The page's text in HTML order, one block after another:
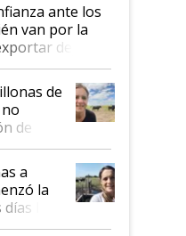
ante los
van por la
dejó de
"Tenemos un
gobierno
de
de
a
la
le